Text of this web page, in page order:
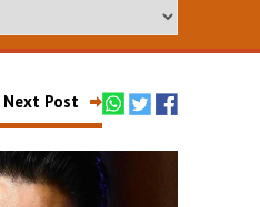
Next Post